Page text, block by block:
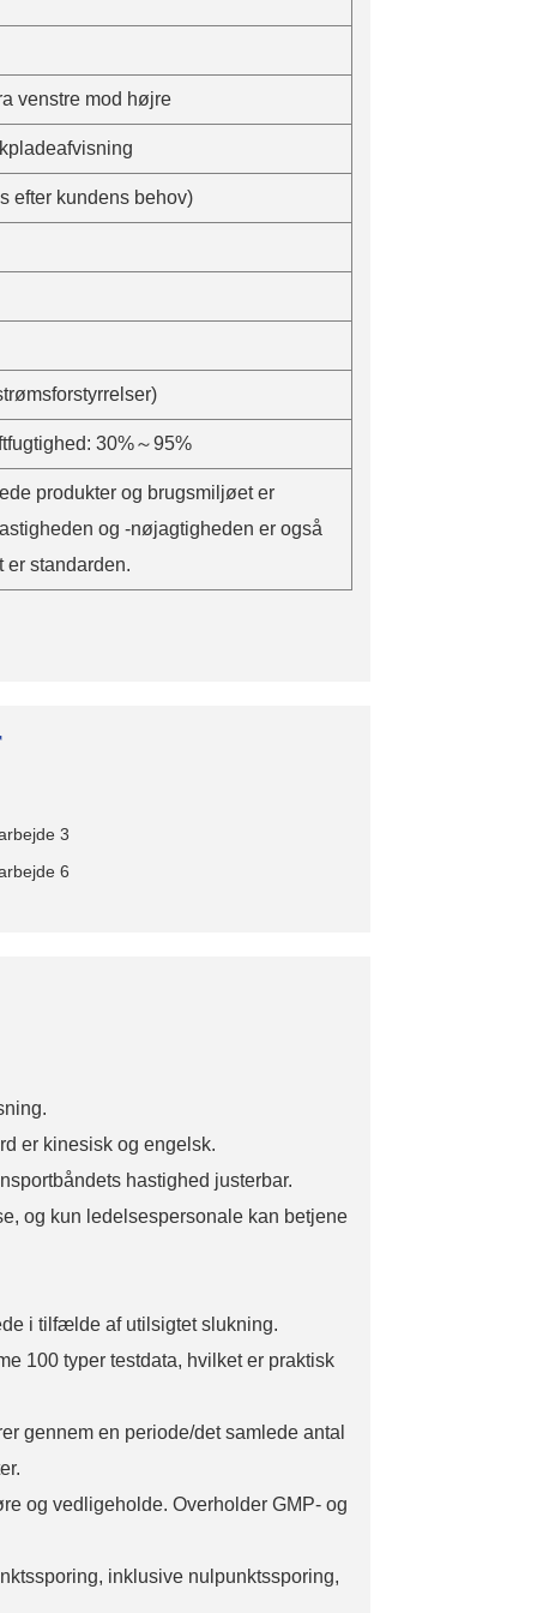
venstre mod højre
efter kundens behov)
30%～95%
produkter og brugsmiljøet er
og -nøjagtigheden er også
er standarden.
er kinesisk og engelsk.
hastighed justerbar.
og kun ledelsespersonale kan betjene
i tilfælde af utilsigtet slukning.
100 typer testdata, hvilket er praktisk
gennem en periode/det samlede antal
og vedligeholde. Overholder GMP- og
inklusive nulpunktssporing,